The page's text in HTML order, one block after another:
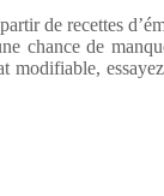
de recettes
chance de
modifiable,